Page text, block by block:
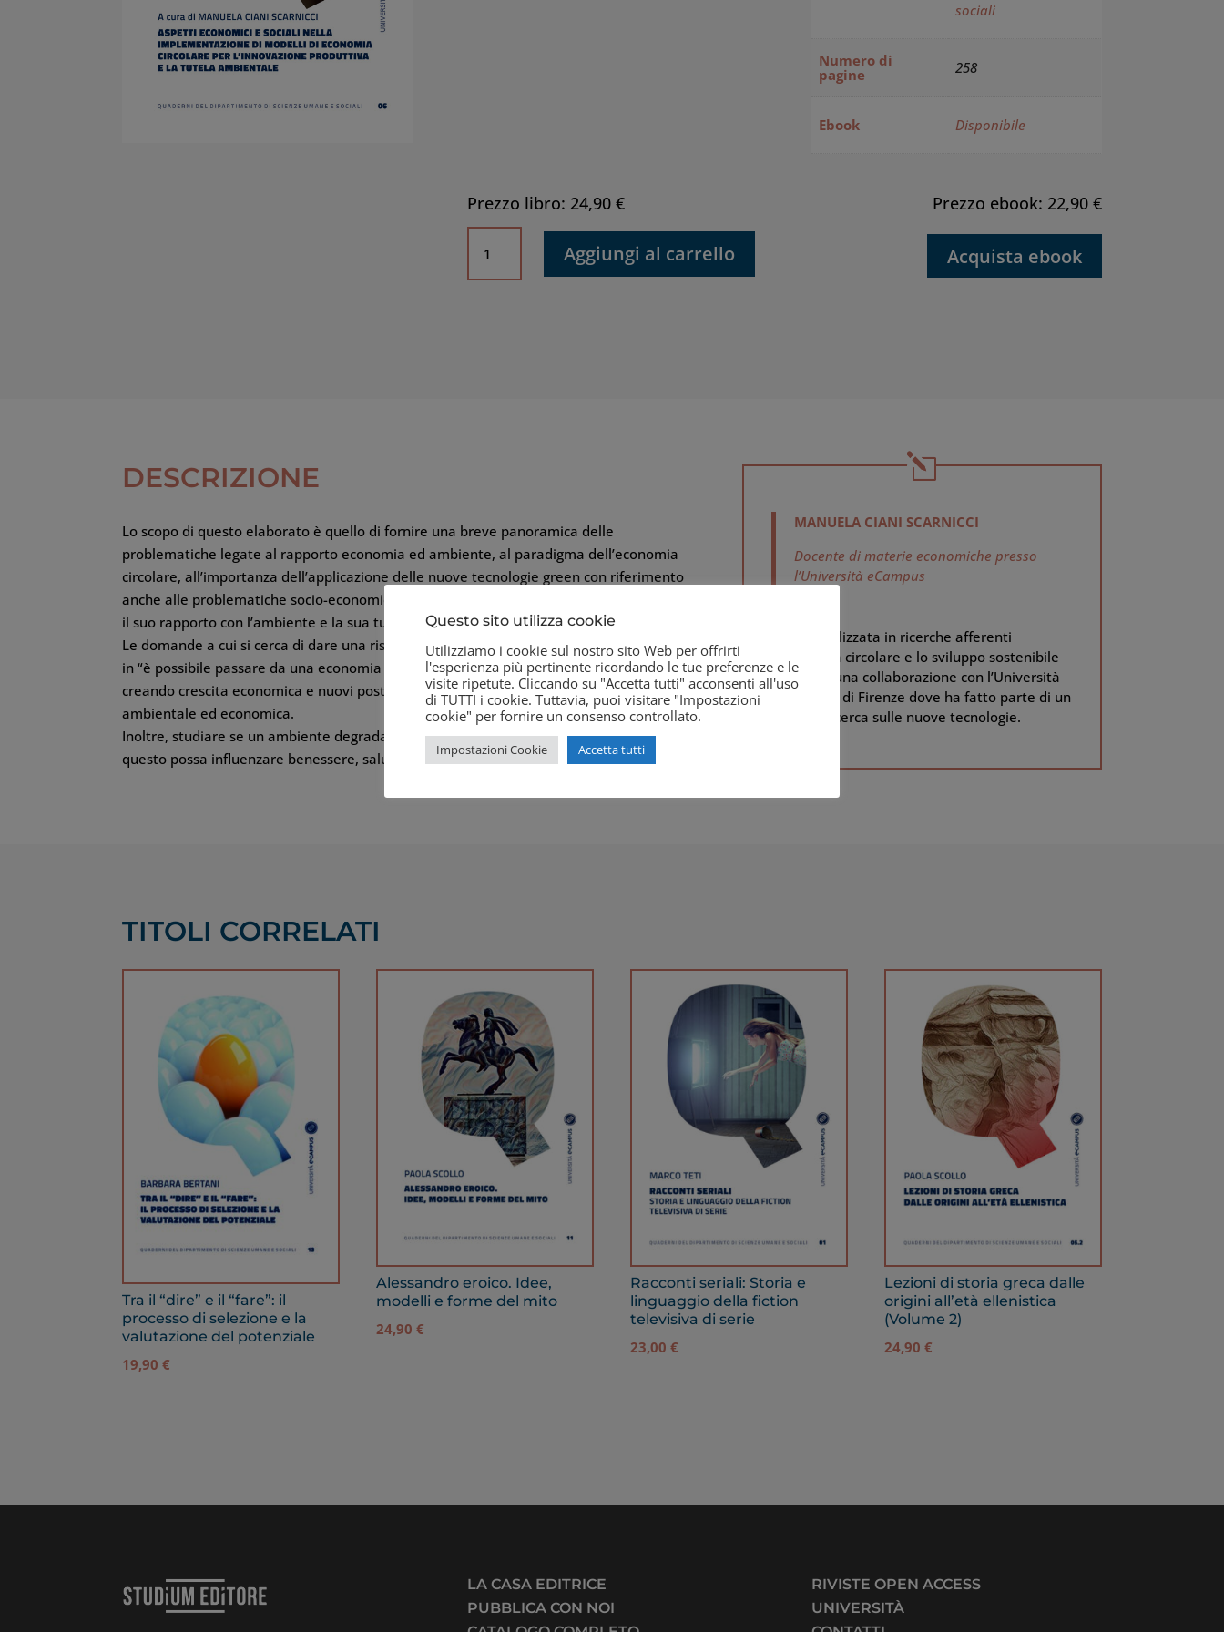
sociali
Numero di
pagine
258
Ebook Disponibile
Prezzo libro: 24,90 €
Aspetti
economici
la
e
tutela
ambietale
quantità
Aggiungi al carrello
Prezzo ebook: 22,90 €
Acquista ebook
DESCRIZIONE
Lo scopo di questo elaborato è quello di fornire una breve panoramica delle
problematiche legate al rapporto economia ed ambiente, al paradigma dell’economia
circolare, all’importanza dell’applicazione delle nuove tecnologie green con riferimento
anche alle problematiche socio-economiche e quindi alla misurazione del benessere e
il suo rapporto con l’ambiente e la sua tutela.
Le domande a cui si cerca di dare una risposta sono diverse ma si possono sintetizzare
in “è possibile passare da una economia a base fossile e lineare ad una Bioeconomy
creando crescita economica e nuovi posti di lavoro nel rispetto della sostenibilità
ambientale ed economica.
Inoltre, studiare se un ambiente degradato venga percepito dagli abitanti e come
questo possa influenzare benessere, salute e lavoro”.
MANUELA CIANI SCARNICCI
Docente di materie economiche presso
l’Università eCampus
Si è specializzata in ricerche afferenti
l’economia circolare e lo sviluppo sostenibile
grazie ad una collaborazione con l’Università
degli Studi di Firenze dove ha fatto parte di un
team di ricerca sulle nuove tecnologie.
TITOLI CORRELATI
Tra il “dire” e il “fare”: il
processo di selezione e la
valutazione del potenziale
19,90€
Alessandro eroico. Idee,
modelli e forme del mito
24,90€
Racconti seriali: Storia e
linguaggio della fiction
televisiva di serie
23,00€
Lezioni di storia greca dalle
origini all’età ellenistica
(Volume 2)
24,90€
LA CASA EDITRICE
PUBBLICA CON NOI
RIVISTE OPEN ACCESS
UNIVERSITÀ
Questo sito utilizza cookie
Utilizziamo i cookie sul nostro sito Web per offrirti
l'esperienza più pertinente ricordando le tue preferenze e le
visite ripetute. Cliccando su "Accetta tutti" acconsenti all'uso
di TUTTI i cookie. Tuttavia, puoi visitare "Impostazioni
cookie" per fornire un consenso controllato.
Impostazioni Cookie Accetta tutti